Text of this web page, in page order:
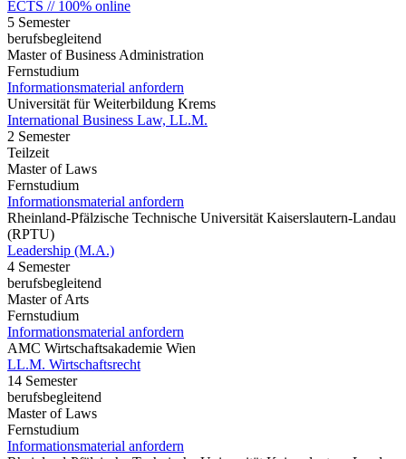
ECTS // 100% online
5 Semester
berufsbegleitend
Master of Business Administration
Fernstudium
Informationsmaterial anfordern
Universität für Weiterbildung Krems
International Business Law, LL.M.
2 Semester
Teilzeit
Master of Laws
Fernstudium
Informationsmaterial anfordern
Rheinland-Pfälzische Technische Universität Kaiserslautern-Landau
(RPTU)
Leadership (M.A.)
4 Semester
berufsbegleitend
Master of Arts
Fernstudium
Informationsmaterial anfordern
AMC Wirtschaftsakademie Wien
LL.M. Wirtschaftsrecht
14 Semester
berufsbegleitend
Master of Laws
Fernstudium
Informationsmaterial anfordern